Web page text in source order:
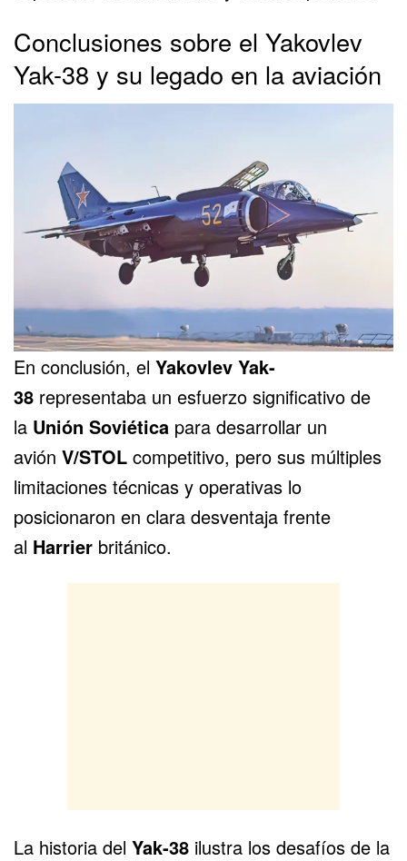
Conclusiones sobre el Yakovlev
Yak-38 y su legado en la aviación
En conclusión, el Yakovlev Yak-
38 representaba un esfuerzo significativo de
la Unión Soviética para desarrollar un
avión V/STOL competitivo, pero sus múltiples
limitaciones técnicas y operativas lo
posicionaron en clara desventaja frente
al Harrier británico.
La historia del Yak-38 ilustra los desafíos de la